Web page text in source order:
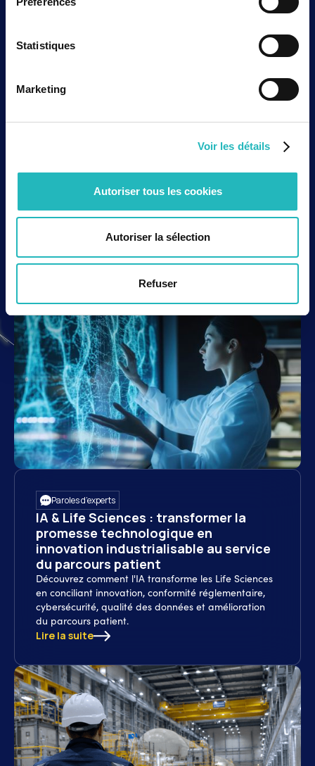
Statistiques
Marketing
Voir les détails
Autoriser tous les cookies
Autoriser la sélection
Refuser
Sur le terrain, ça bouge.
Et on vous en parle.
Paroles d’experts
IA & Life Sciences : transformer la
promesse technologique en
innovation industrialisable au service
du parcours patient
Découvrez comment l'IA transforme les Life Sciences
en conciliant innovation, conformité réglementaire,
cybersécurité, qualité des données et amélioration
du parcours patient.
Lire la suite